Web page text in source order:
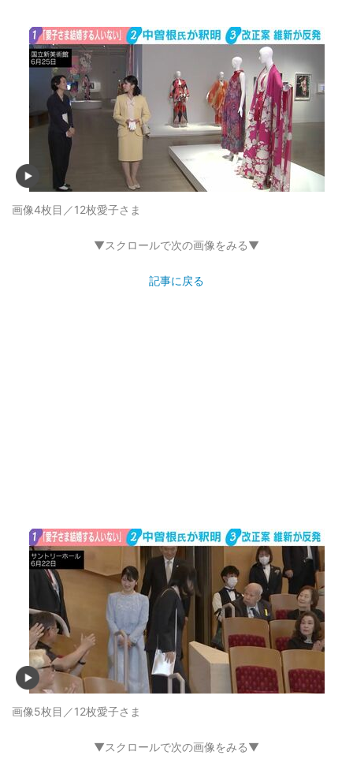
画像4枚目／12枚愛子さま
▼スクロールで次の画像をみる▼
記事に戻る
画像5枚目／12枚愛子さま
▼スクロールで次の画像をみる▼